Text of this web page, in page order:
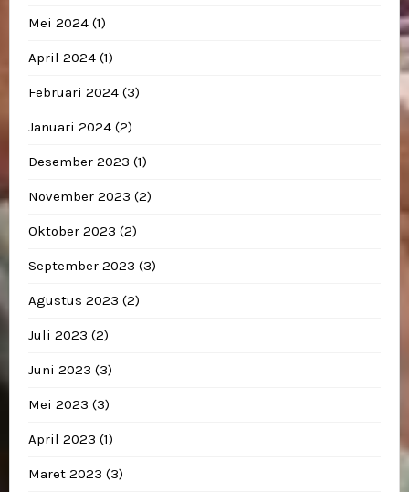
Mei 2024 (1)
April 2024 (1)
Februari 2024 (3)
Januari 2024 (2)
Desember 2023 (1)
November 2023 (2)
Oktober 2023 (2)
September 2023 (3)
Agustus 2023 (2)
Juli 2023 (2)
Juni 2023 (3)
Mei 2023 (3)
April 2023 (1)
Maret 2023 (3)